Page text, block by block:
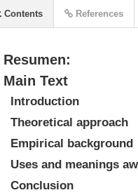
Resumen:
Main Text
Introduction
Theoretical approach
Empirical background
Uses and meanings
Conclusion
Contents References